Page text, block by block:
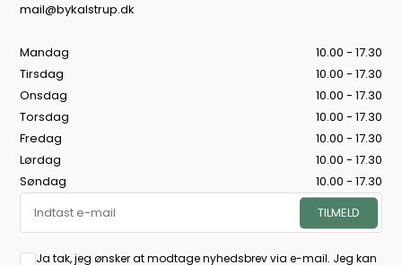
mail@bykalstrup.dk
Mandag
10.00 - 17.30
Tirsdag
10.00 - 17.30
Onsdag
10.00 - 17.30
Torsdag
10.00 - 17.30
Fredag
10.00 - 17.30
Lørdag
10.00 - 17.30
Søndag
10.00 - 17.30
Ja tak, jeg ønsker at modtage nyhedsbrev via e-mail. Jeg kan